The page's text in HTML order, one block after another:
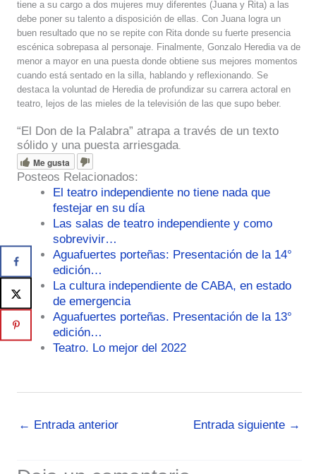
tiene a su cargo a dos mujeres muy diferentes (Juana y Rita) a las
debe poner su talento a disposición de ellas. Con Juana logra un
buen resultado que no se repite con Rita donde su fuerte presencia
escénica sobrepasa al personaje. Finalmente, Gonzalo Heredia va de
menor a mayor en una puesta donde obtiene sus mejores momentos
cuando está sentado en la silla, hablando y reflexionando. Se
destaca la voluntad de Heredia de profundizar su carrera actoral en
teatro, lejos de las mieles de la televisión de las que supo beber.
“El Don de la Palabra” atrapa a través de un texto
sólido y una puesta arriesgada.
Me gusta
Posteos Relacionados:
El teatro independiente no tiene nada que
festejar en su día
Las salas de teatro independiente y como
sobrevivir…
Aguafuertes porteñas: Presentación de la 14°
edición…
La cultura independiente de CABA, en estado
de emergencia
Aguafuertes porteñas. Presentación de la 13°
edición…
Teatro. Lo mejor del 2022
← Entrada anterior Entrada siguiente →